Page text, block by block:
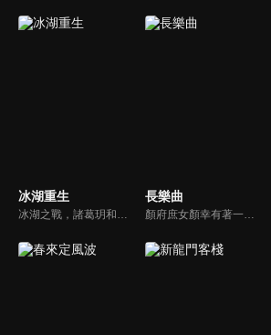
冰湖重生
冰湖之戰，諸葛玥和楚喬落入冰湖，楚喬被燕洵所救，得知諸葛玥已死，她尋機刺殺燕洵，為諸葛玥報仇。楚喬在卞唐幾次三番受到一位神秘男子的幫助，她有種似曾相識的感覺，不禁懷疑諸葛玥還活著。燕洵變本加厲，掀起四國紛亂。最終，楚喬能否平定天下並再與諸葛玥重聚？
長樂曲
顏府庶女顏幸有著一身斷案本領，總能透過蛛絲馬跡找到答案。長大後考入刑部，成為一名伸張正義的女官，但因三姐逃婚，而被迫替三姐嫁給內衛府大閣領沈渡。京中離奇的案件頻頻發生，顏幸與沈渡二人一起破案，並在一次又一次的關鍵時刻互相扶持，感情逐漸升溫，攜手揭開驚天陰謀，共同守護襄安城的安寧。